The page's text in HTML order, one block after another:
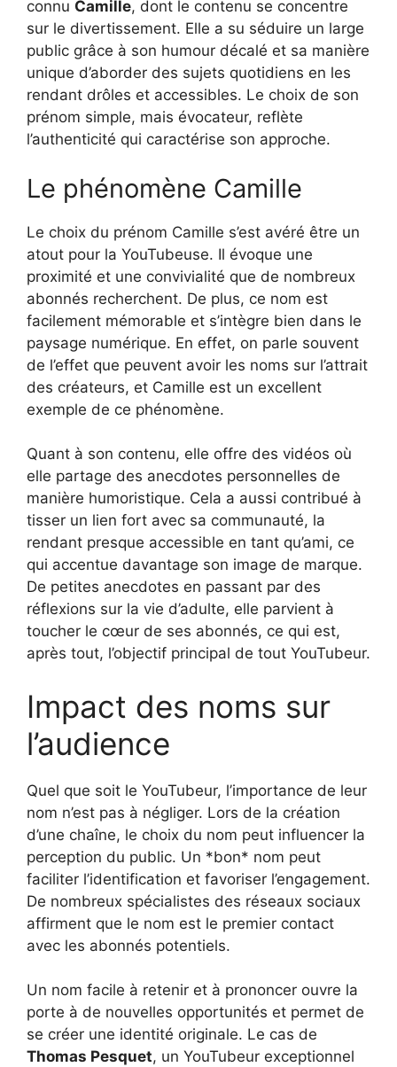
connu Camille, dont le contenu se concentre
sur le divertissement. Elle a su séduire un large
public grâce à son humour décalé et sa manière
unique d’aborder des sujets quotidiens en les
rendant drôles et accessibles. Le choix de son
prénom simple, mais évocateur, reflète
l’authenticité qui caractérise son approche.
Le phénomène Camille
Le choix du prénom Camille s’est avéré être un
atout pour la YouTubeuse. Il évoque une
proximité et une convivialité que de nombreux
abonnés recherchent. De plus, ce nom est
facilement mémorable et s’intègre bien dans le
paysage numérique. En effet, on parle souvent
de l’effet que peuvent avoir les noms sur l’attrait
des créateurs, et Camille est un excellent
exemple de ce phénomène.
Quant à son contenu, elle offre des vidéos où
elle partage des anecdotes personnelles de
manière humoristique. Cela a aussi contribué à
tisser un lien fort avec sa communauté, la
rendant presque accessible en tant qu’ami, ce
qui accentue davantage son image de marque.
De petites anecdotes en passant par des
réflexions sur la vie d’adulte, elle parvient à
toucher le cœur de ses abonnés, ce qui est,
après tout, l’objectif principal de tout YouTubeur.
Impact des noms sur
l’audience
Quel que soit le YouTubeur, l’importance de leur
nom n’est pas à négliger. Lors de la création
d’une chaîne, le choix du nom peut influencer la
perception du public. Un *bon* nom peut
faciliter l’identification et favoriser l’engagement.
De nombreux spécialistes des réseaux sociaux
affirment que le nom est le premier contact
avec les abonnés potentiels.
Un nom facile à retenir et à prononcer ouvre la
porte à de nouvelles opportunités et permet de
se créer une identité originale. Le cas de
Thomas Pesquet, un YouTubeur exceptionnel